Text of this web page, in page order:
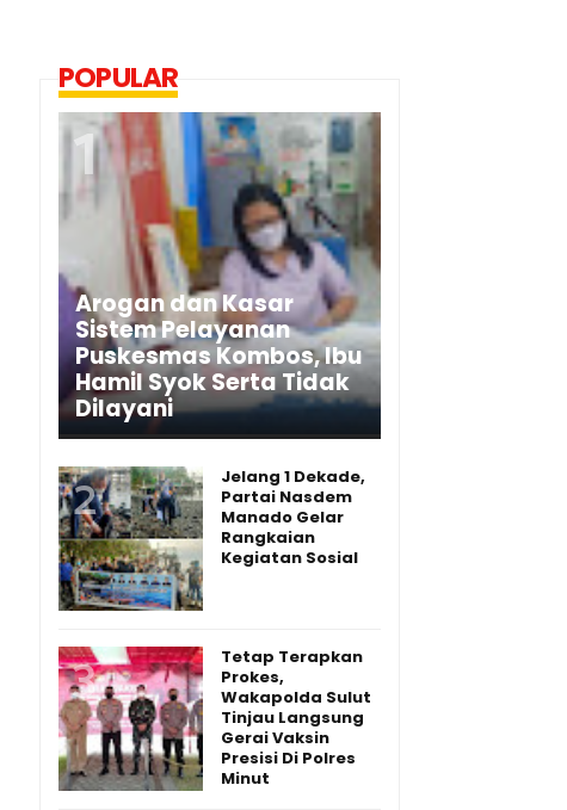
POPULAR
Arogan dan Kasar
Sistem Pelayanan
Puskesmas Kombos, Ibu
Hamil Syok Serta Tidak
Dilayani
Jelang 1 Dekade,
Partai Nasdem
Manado Gelar
Rangkaian
Kegiatan Sosial
Tetap Terapkan
Prokes,
Wakapolda Sulut
Tinjau Langsung
Gerai Vaksin
Presisi Di Polres
Minut